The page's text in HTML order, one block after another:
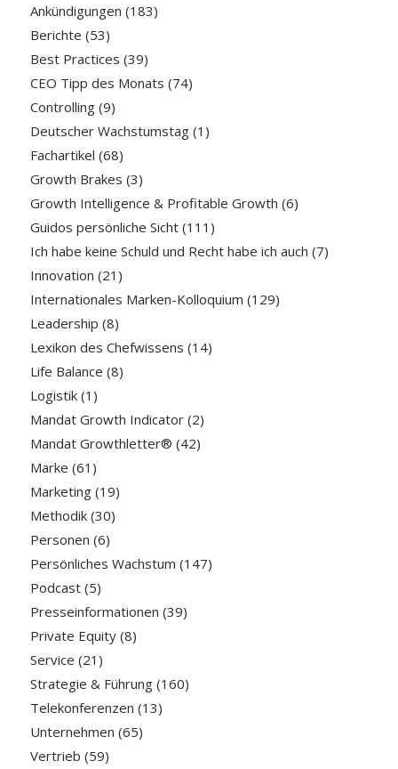
Ankündigungen (183)
Berichte (53)
Best Practices (39)
CEO Tipp des Monats (74)
Controlling(9)
Deutscher Wachstumstag(1)
Fachartikel (68)
Growth Brakes (3)
Growth Intelligence & Profitable Growth (6)
Guidos persönliche Sicht(111)
Ich habe keine Schuld und Recht habe ich auch (7)
Innovation (21)
Internationales Marken-Kolloquium (129)
Leadership (8)
Lexikon des Chefwissens (14)
Life Balance (8)
Logistik(1)
Mandat Growth Indicator(2)
Mandat Growthletter® (42)
Marke (61)
Marketing(19)
Methodik(30)
Personen (6)
Persönliches Wachstum (147)
Podcast(5)
Presseinformationen (39)
Private Equity(8)
Service (21)
Strategie & Führung(160)
Telekonferenzen (13)
Unternehmen (65)
Vertrieb (59)